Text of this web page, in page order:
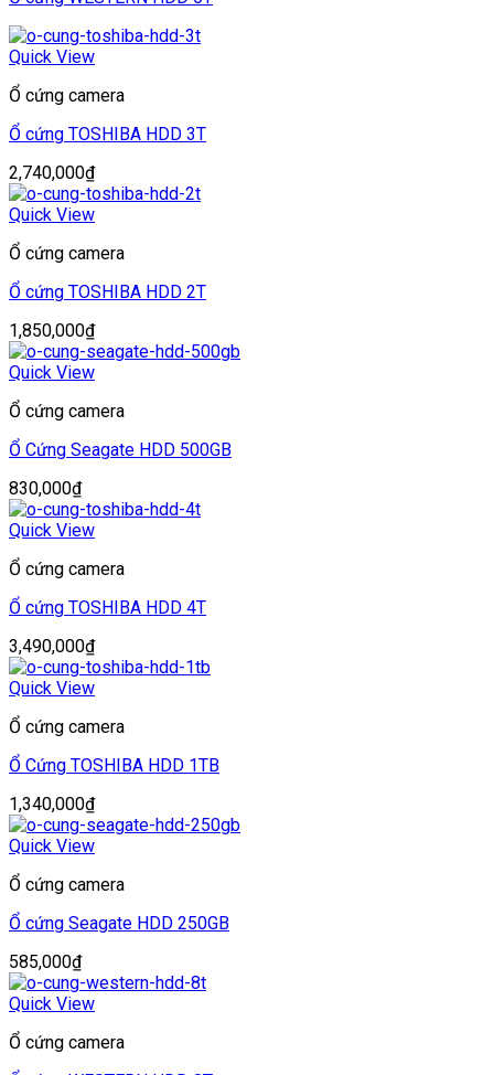
Quick View
Ổ cứng camera
Ổ cứng TOSHIBA HDD 3T
2,740,000₫
Quick View
Ổ cứng camera
Ổ cứng TOSHIBA HDD 2T
1,850,000₫
Quick View
Ổ cứng camera
Ổ Cứng Seagate HDD 500GB
830,000₫
Quick View
Ổ cứng camera
Ổ cứng TOSHIBA HDD 4T
3,490,000₫
Quick View
Ổ cứng camera
Ổ Cứng TOSHIBA HDD 1TB
1,340,000₫
Quick View
Ổ cứng camera
Ổ cứng Seagate HDD 250GB
585,000₫
Quick View
Ổ cứng camera